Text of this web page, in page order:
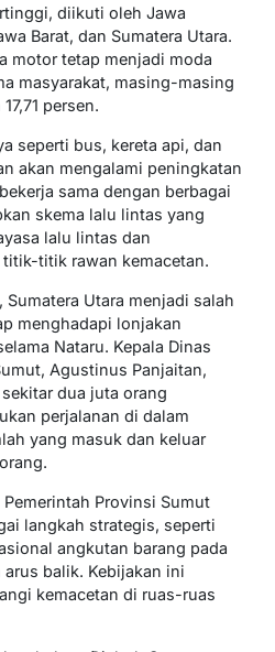
diikuti oleh Jawa
Barat, dan Sumatera Utara.
motor tetap menjadi moda
masyarakat, masing-masing
persen.
seperti bus, kereta api, dan
akan mengalami peningkatan
sama dengan berbagai
skema lalu lintas yang
lalu lintas dan
titik rawan kemacetan.
Sumatera Utara menjadi salah
menghadapi lonjakan
Nataru. Kepala Dinas
Agustinus Panjaitan,
dua juta orang
perjalanan di dalam
yang masuk dan keluar
Provinsi Sumut
langkah strategis, seperti
angkutan barang pada
balik. Kebijakan ini
kemacetan di ruas-ruas